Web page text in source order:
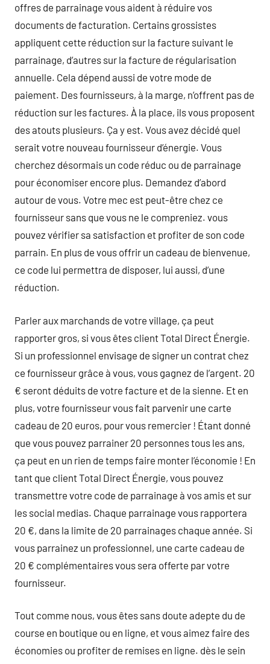
offres de parrainage vous aident à réduire vos
documents de facturation. Certains grossistes
appliquent cette réduction sur la facture suivant le
parrainage, d’autres sur la facture de régularisation
annuelle. Cela dépend aussi de votre mode de
paiement. Des fournisseurs, à la marge, n’offrent pas de
réduction sur les factures. À la place, ils vous proposent
des atouts plusieurs. Ça y est. Vous avez décidé quel
serait votre nouveau fournisseur d’énergie. Vous
cherchez désormais un code réduc ou de parrainage
pour économiser encore plus. Demandez d’abord
autour de vous. Votre mec est peut-être chez ce
fournisseur sans que vous ne le compreniez. vous
pouvez vérifier sa satisfaction et profiter de son code
parrain. En plus de vous offrir un cadeau de bienvenue,
ce code lui permettra de disposer, lui aussi, d’une
réduction.
Parler aux marchands de votre village, ça peut
rapporter gros, si vous êtes client Total Direct Énergie.
Si un professionnel envisage de signer un contrat chez
ce fournisseur grâce à vous, vous gagnez de l’argent. 20
€ seront déduits de votre facture et de la sienne. Et en
plus, votre fournisseur vous fait parvenir une carte
cadeau de 20 euros, pour vous remercier ! Étant donné
que vous pouvez parrainer 20 personnes tous les ans,
ça peut en un rien de temps faire monter l’économie ! En
tant que client Total Direct Énergie, vous pouvez
transmettre votre code de parrainage à vos amis et sur
les social medias. Chaque parrainage vous rapportera
20 €, dans la limite de 20 parrainages chaque année. Si
vous parrainez un professionnel, une carte cadeau de
20 € complémentaires vous sera offerte par votre
fournisseur.
Tout comme nous, vous êtes sans doute adepte du de
course en boutique ou en ligne, et vous aimez faire des
économies ou profiter de remises en ligne. dès le sein